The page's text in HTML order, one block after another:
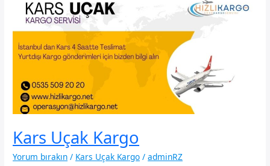
Kars Uçak Kargo
Yorum bırakın / Kars Uçak Kargo /adminRZ